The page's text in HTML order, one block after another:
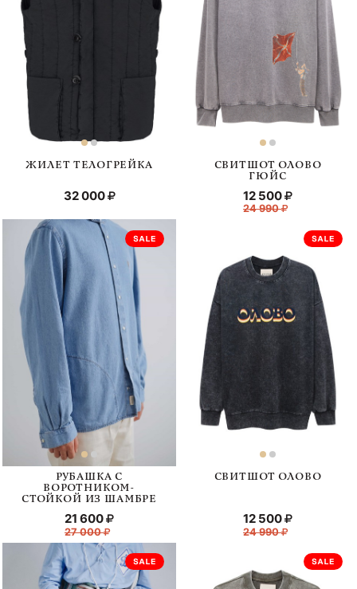
ЖИЛЕТ ТЕЛОГРЕЙКА
32 000
СВИТШОТ ОЛОВО
ГЮЙС
24 990
12 500
РУБАШКА С
ВОРОТНИКОМ-
СТОЙКОЙ ИЗ ШАМБРЕ
27 000
21 600
СВИТШОТ ОЛОВО
24 990
12 500